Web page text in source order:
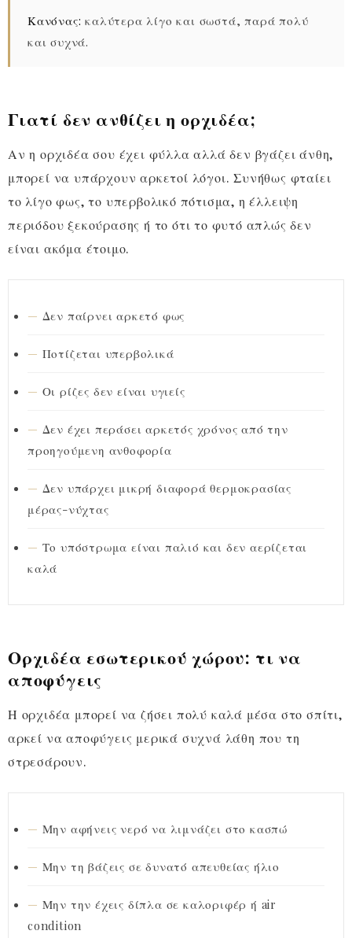
Κανόνας: καλύτερα λίγο και σωστά, παρά πολύ
και συχνά.
Γιατί δεν ανθίζει η ορχιδέα;
Αν η ορχιδέα σου έχει φύλλα αλλά δεν βγάζει άνθη,
μπορεί να υπάρχουν αρκετοί λόγοι. Συνήθως φταίει
το λίγο φως, το υπερβολικό πότισμα, η έλλειψη
περιόδου ξεκούρασης ή το ότι το φυτό απλώς δεν
είναι ακόμα έτοιμο.
Δεν παίρνει αρκετό φως
Ποτίζεται υπερβολικά
Οι ρίζες δεν είναι υγιείς
Δεν έχει περάσει αρκετός χρόνος από την
προηγούμενη ανθοφορία
Δεν υπάρχει μικρή διαφορά θερμοκρασίας
μέρας-νύχτας
Το υπόστρωμα είναι παλιό και δεν αερίζεται
καλά
Ορχιδέα εσωτερικού χώρου: τι να
αποφύγεις
Η ορχιδέα μπορεί να ζήσει πολύ καλά μέσα στο σπίτι,
αρκεί να αποφύγεις μερικά συχνά λάθη που τη
στρεσάρουν.
Μην αφήνεις νερό να λιμνάζει στο κασπώ
Μην τη βάζεις σε δυνατό απευθείας ήλιο
Μην την έχεις δίπλα σε καλοριφέρ ή air
condition